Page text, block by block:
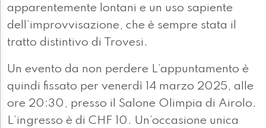
apparentemente lontani e un uso sapiente
dell’improvvisazione, che è sempre stata il
tratto distintivo di Trovesi.
Un evento da non perdere L’appuntamento è
quindi fissato per venerdì 14 marzo 2025, alle
ore 20:30, presso il Salone Olimpia di Airolo.
L’ingresso è di CHF 10. Un’occasione unica